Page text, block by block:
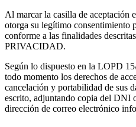
Al marcar la casilla de aceptación
otorga su legítimo consentimiento
conforme a las finalidades
PRIVACIDAD.
Según lo dispuesto en la LOPD
todo momento los derechos de
cancelación y portabilidad de sus
escrito, adjuntando copia del DNI
dirección de correo electrónico